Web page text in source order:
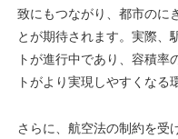
致にもつながり、都市のに
とが期待されます。実際、
トが進行中であり、容積率
トがより実現しやすくなる
さらに、航空法の制約を受